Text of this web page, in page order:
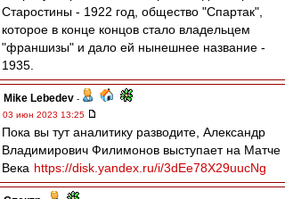
Старостины - 1922 год, общество "Спартак",
которое в конце концов стало владельцем
"франшизы" и дало ей нынешнее название -
1935.
Mike Lebedev -
03 июн 2023 13:25
Пока вы тут аналитику разводите, Александр
Владимирович Филимонов выступает на Матче
Века https://disk.yandex.ru/i/3dEe78X29uucNg